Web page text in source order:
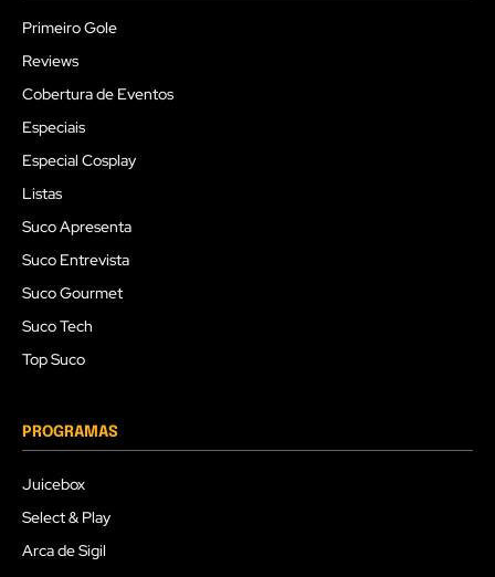
Primeiro Gole
Reviews
Cobertura de Eventos
Especiais
Especial Cosplay
Listas
Suco Apresenta
Suco Entrevista
Suco Gourmet
Suco Tech
Top Suco
PROGRAMAS
Juicebox
Select & Play
Arca de Sigil